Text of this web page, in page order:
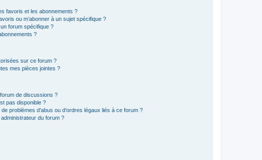
favoris et les abonnements ?
ou m’abonner à un sujet spécifique ?
forum spécifique ?
?
sur ce forum ?
mes pièces jointes ?
de discussions ?
pas disponible ?
problèmes d’abus ou d’ordres légaux liés à ce forum ?
du forum ?